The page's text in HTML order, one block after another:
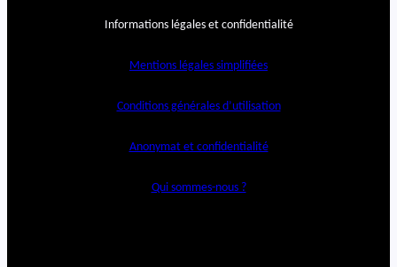
Informations légales et confidentialité
Mentions légales simplifiées
Conditions générales d’utilisation
Anonymat et confidentialité
Qui sommes-nous ?